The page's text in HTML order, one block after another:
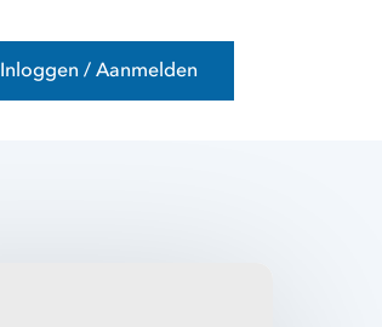
Inloggen / Aanmelden